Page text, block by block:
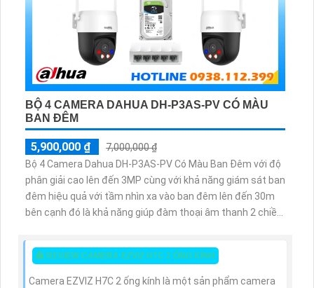
BỘ 4 CAMERA DAHUA DH-P3AS-PV CÓ MÀU
BAN ĐÊM
5,900,000 ₫
7,000,000 ₫
Bộ 4 Camera Dahua DH-P3AS-PV Có Màu Ban Đêm với độ
phân giải cao lên đến 3MP cùng với khả năng giám sát ban
đêm hiệu quả với tầm nhìn xa vào ban đêm lên đến 30m
bên cạnh đó là khả năng giúp đàm thoại âm thanh 2 chiều
👸 REVIEW CAMERA EZVIZ H7C 2 ỐNG KÍNH
Camera EZVIZ H7C 2 ống kính là một sản phẩm camera